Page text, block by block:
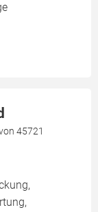
45721